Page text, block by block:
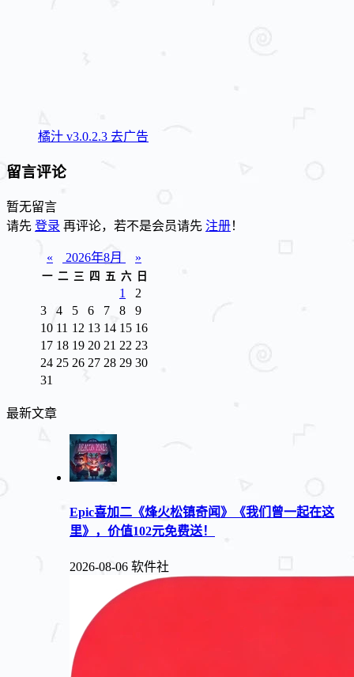
橘汁 v3.0.2.3 去广告
留言评论
暂无留言
请先 登录 再评论，若不是会员请先 注册！
« 2026年8月 »
一 二 三 四 五 六 日
1
2
3
4 5 6 7 8
9
10 11 12 13 14 15 16
17 18 19 20 21 22 23
24 25 26 27 28 29 30
31
最新文章
Epic喜加二《烽火松镇奇闻》《我们曾一起在这
里》，价值102元免费送！
2026-08-06 软件社